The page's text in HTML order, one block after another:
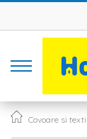
Covoare si